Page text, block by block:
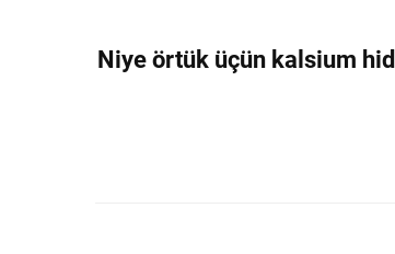
Niye örtük üçün kalsium